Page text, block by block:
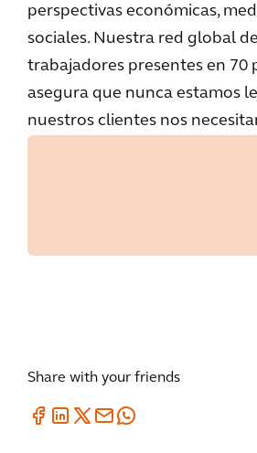
perspectivas económicas,
sociales. Nuestra red global
trabajadores presentes en 70
asegura que nunca estamos
nuestros clientes nos
Share with your friends